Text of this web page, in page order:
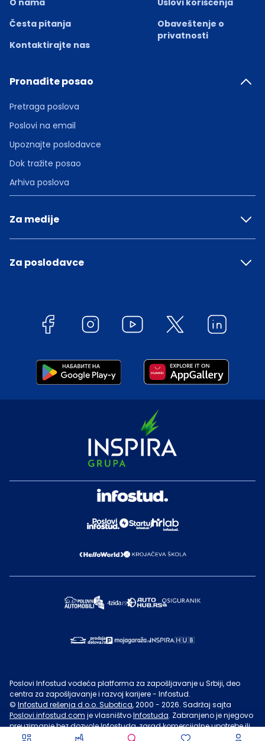
Česta pitanja
Kontaktirajte nas
Obaveštenje o
privatnosti
Pronađite posao
Pretraga poslova
Poslovi na email
Upoznajte poslodavce
Dok tražite posao
Arhiva poslova
Za medije
Za poslodavce
Poslovi Infostud vodeća platforma za zapošljavanje u Srbiji, deo
centra za zapošljavanje i razvoj karijere - Infostud.
© Infostud rešenja d.o.o. Subotica, 2000 - 2026. Sadržaj sajta
Poslovi.infostud.com je vlasništvoInfostuda. Zabranjeno je njegovo
preuzimanje bez dozvoleInfostuda, zarad komercijalne upotrebe ili
u druge svrhe, osim za lične potrebe posetilaca sajta.